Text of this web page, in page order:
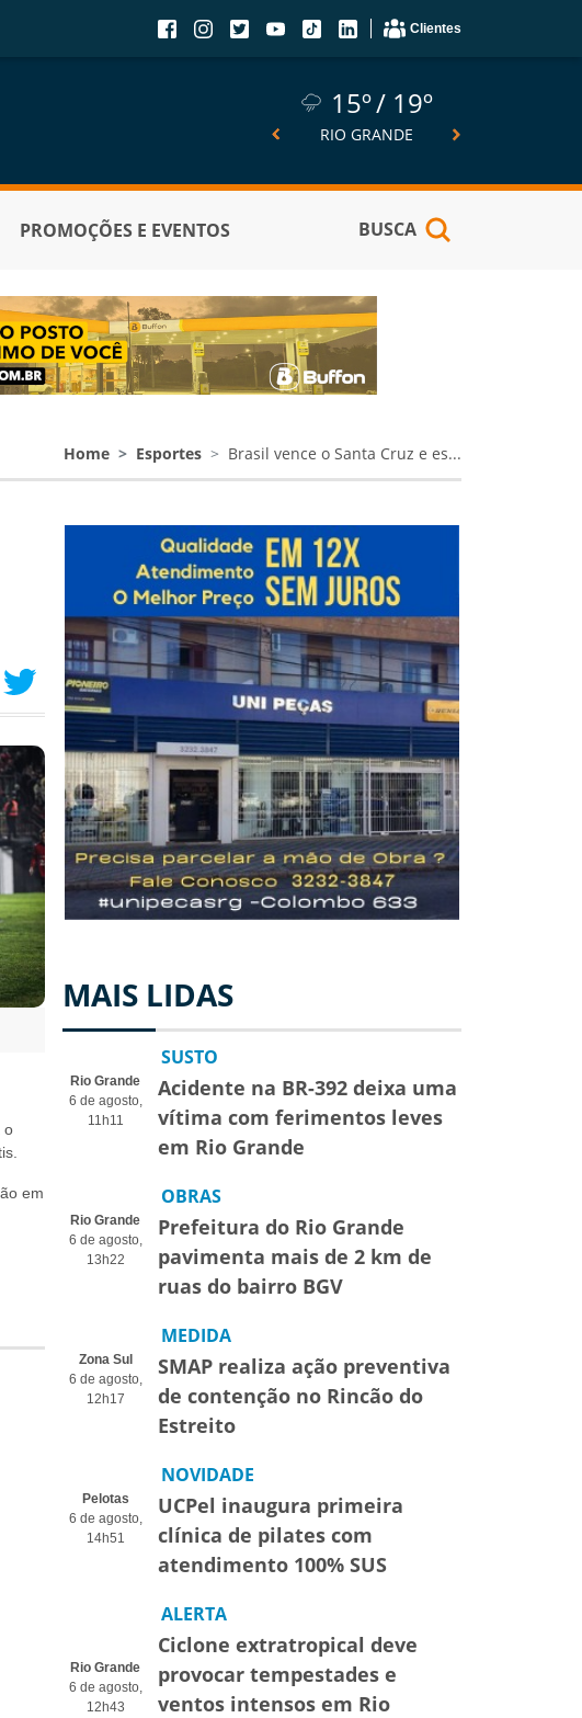
Clientes
15º 19º
RIO GRANDE
PROMOÇÕES E EVENTOS BUSCA
Home Esportes Brasil vence o Santa Cruz e es...
o
em
MAIS LIDAS
Rio Grande
6 de agosto,
11h11
SUSTO
Acidente na BR-392 deixa uma
vítima com ferimentos leves
em Rio Grande
Rio Grande
6 de agosto,
13h22
OBRAS
Prefeitura do Rio Grande
pavimenta mais de 2 km de
ruas do bairro BGV
Zona Sul
6 de agosto,
12h17
MEDIDA
SMAP realiza ação preventiva
de contenção no Rincão do
Estreito
Pelotas
6 de agosto,
14h51
NOVIDADE
UCPel inaugura primeira
clínica de pilates com
atendimento 100% SUS
Rio Grande
6 de agosto,
12h43
ALERTA
Ciclone extratropical deve
provocar tempestades e
ventos intensos em Rio